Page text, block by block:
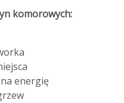
komorowych:
energię